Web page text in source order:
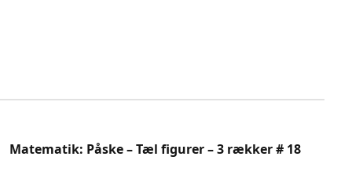
Matematik: Påske – Tæl figurer – 3 rækker # 18